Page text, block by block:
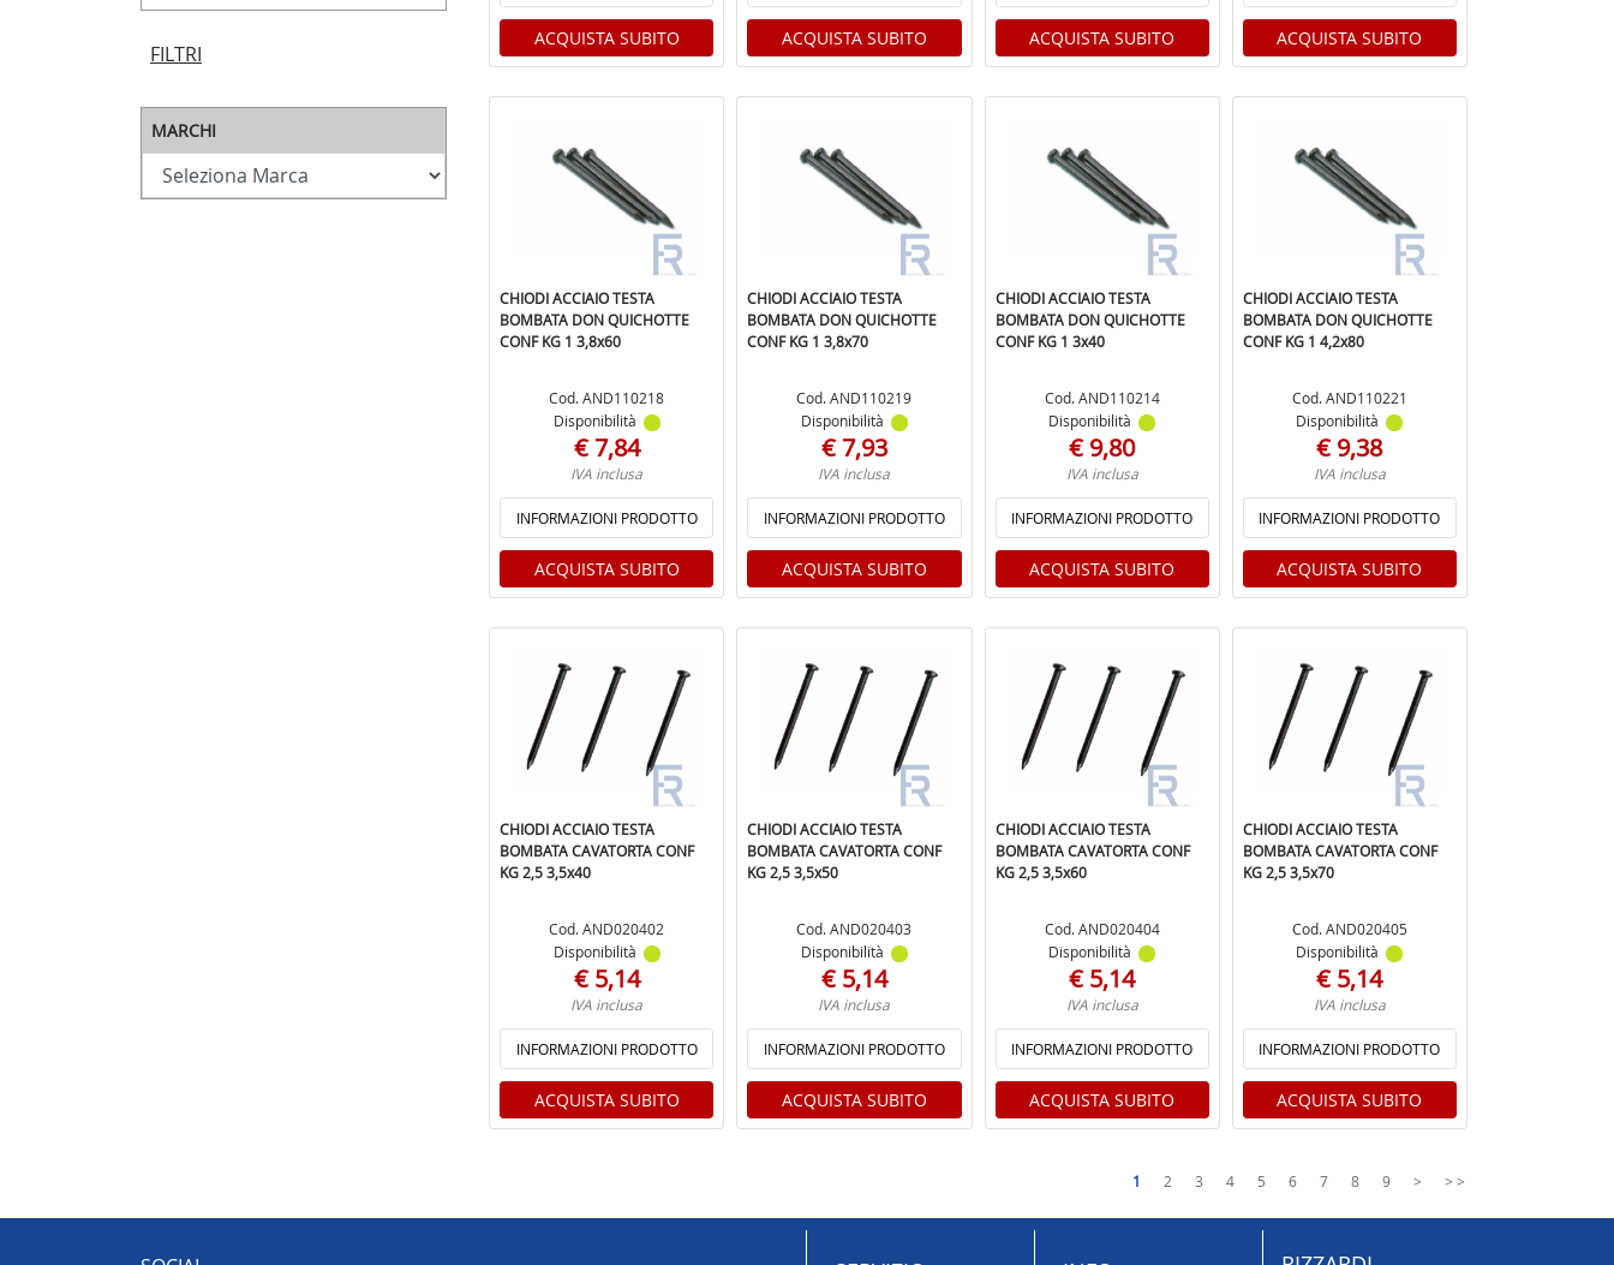
FILTRI
MARCHI
ACQUISTA SUBITO ACQUISTA SUBITO ACQUISTA SUBITO ACQUISTA SUBITO
CHIODI ACCIAIO TESTA
BOMBATA DON QUICHOTTE
CONF KG 1 3,8x60
Cod. AND110218
Disponibilità
€ 7,84
IVA inclusa
INFORMAZIONI PRODOTTO
ACQUISTA SUBITO
CHIODI ACCIAIO TESTA
BOMBATA DON QUICHOTTE
CONF KG 1 3,8x70
Cod. AND110219
Disponibilità
€ 7,93
IVA inclusa
INFORMAZIONI PRODOTTO
ACQUISTA SUBITO
CHIODI ACCIAIO TESTA
BOMBATA DON QUICHOTTE
CONF KG 1 3x40
Cod. AND110214
Disponibilità
€ 9,80
IVA inclusa
INFORMAZIONI PRODOTTO
ACQUISTA SUBITO
CHIODI ACCIAIO TESTA
BOMBATA DON QUICHOTTE
CONF KG 1 4,2x80
Cod. AND110221
Disponibilità
€ 9,38
IVA inclusa
INFORMAZIONI PRODOTTO
ACQUISTA SUBITO
CHIODI ACCIAIO TESTA
BOMBATA CAVATORTA CONF
KG 2,5 3,5x40
Cod. AND020402
Disponibilità
€ 5,14
IVA inclusa
INFORMAZIONI PRODOTTO
ACQUISTA SUBITO
CHIODI ACCIAIO TESTA
BOMBATA CAVATORTA CONF
KG 2,5 3,5x50
Cod. AND020403
Disponibilità
€ 5,14
IVA inclusa
INFORMAZIONI PRODOTTO
ACQUISTA SUBITO
CHIODI ACCIAIO TESTA
BOMBATA CAVATORTA CONF
KG 2,5 3,5x60
Cod. AND020404
Disponibilità
€ 5,14
IVA inclusa
INFORMAZIONI PRODOTTO
ACQUISTA SUBITO
CHIODI ACCIAIO TESTA
BOMBATA CAVATORTA CONF
KG 2,5 3,5x70
Cod. AND020405
Disponibilità
€ 5,14
IVA inclusa
INFORMAZIONI PRODOTTO
ACQUISTA SUBITO
1 2 3 4 5 6 7 8 9 > > >